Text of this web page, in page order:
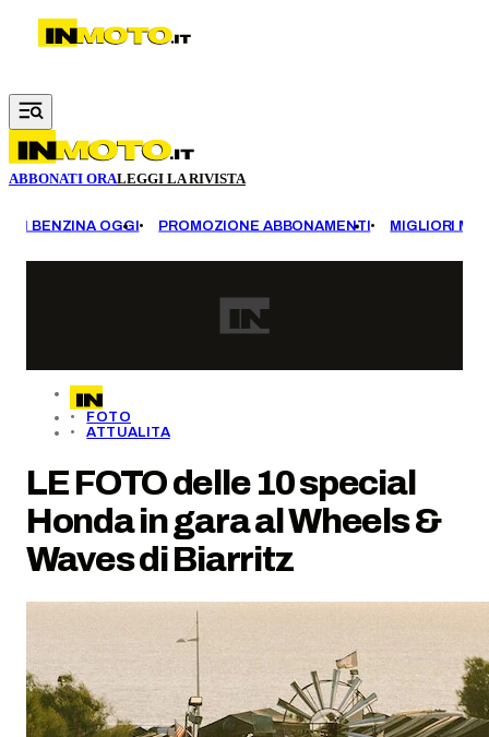
Vai al contenuto principale
ABBONATI ORALEGGI LA RIVISTA
BENZINA OGGI PROMOZIONE ABBONAMENTI MIGLIORI
FOTO
ATTUALITA
LE FOTO delle 10 special
Honda in gara al Wheels &
Waves di Biarritz